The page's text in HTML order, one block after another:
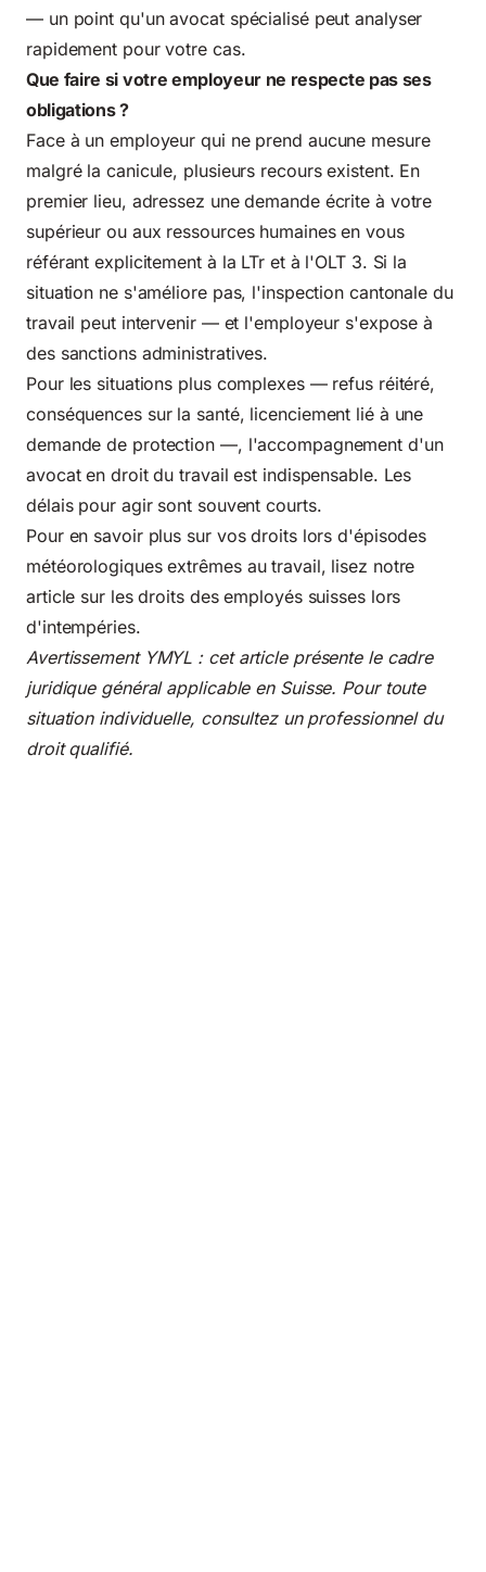
— un point qu'un avocat spécialisé peut analyser
rapidement pour votre cas.
Que faire si votre employeur ne respecte pas ses
obligations ?
Face à un employeur qui ne prend aucune mesure
malgré la canicule, plusieurs recours existent. En
premier lieu, adressez une demande écrite à votre
supérieur ou aux ressources humaines en vous
référant explicitement à la LTr et à l'OLT 3. Si la
situation ne s'améliore pas, l'inspection cantonale du
travail peut intervenir — et l'employeur s'expose à
des sanctions administratives.
Pour les situations plus complexes — refus réitéré,
conséquences sur la santé, licenciement lié à une
demande de protection —, l'accompagnement d'un
avocat en droit du travail est indispensable. Les
délais pour agir sont souvent courts.
Pour en savoir plus sur vos droits lors d'épisodes
météorologiques extrêmes au travail, lisez notre
article sur lesdroits des employés suisses lors
d'intempéries.
Avertissement YMYL : cet article présente le cadre
juridique général applicable en Suisse. Pour toute
situation individuelle, consultez un professionnel du
droit qualifié.